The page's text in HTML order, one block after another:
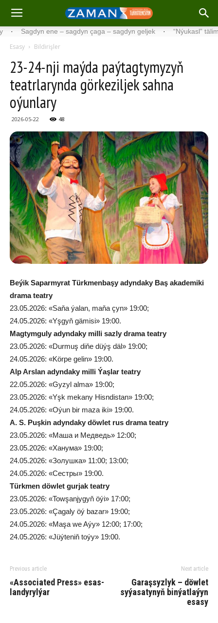
ene – sagdyn çaga – sagdyn geljek · “Nýukasl” tälimçisini
Esasy Bildirişler
23-24-nji maýda paýtagtymyzyň
teatrlarynda görkeziljek sahna
oýunlary
2026-05-22 48
Beýik Saparmyrat Türkmenbaşy adyndaky Baş akademiki
drama teatry
23.05.2026: «Saňa ýalan, maňa çyn» 19:00;
24.05.2026: «Yşgyň gämisi» 19:00.
Magtymguly adyndaky milli sazly drama teatry
23.05.2026: «Durmuş diňe düýş däl» 19:00;
24.05.2026: «Körpe gelin» 19:00.
Alp Arslan adyndaky milli Ýaşlar teatry
22.05.2026: «Gyzyl alma» 19:00;
23.05.2026: «Yşk mekany Hisndistan» 19:00;
24.05.2026: «Oýun bir maza iki» 19:00.
A. S. Puşkin adyndaky döwlet rus drama teatry
23.05.2026: «Маша и Медведь» 12:00;
23.05.2026: «Ханума» 19:00;
24.05.2026: «Золушка» 11:00; 13:00;
24.05.2026: «Сестры» 19:00.
Türkmen döwlet gurjak teatry
23.05.2026: «Towşanjygyň öýi» 17:00;
23.05.2026: «Çagaly öý bazar» 19:00;
24.05.2026: «Maşa we Aýy» 12:00; 17:00;
24.05.2026: «Jüýteniň toýy» 19:00.
Previous article
«As­socia­ted Press» esas­
lan­dy­ry­l­ýar
Next article
Garaşsyzlyk – döwlet
syýasatynyň binýatlaýyn
esasy